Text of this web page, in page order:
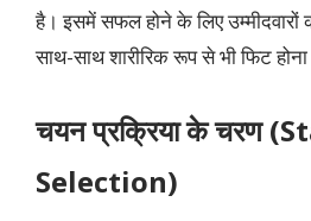
है। इसमें सफल होने के लिए उम्मीदवारों
साथ-साथ शारीरिक रूप से भी फिट होना
चयन प्रक्रिया के चरण
Selection)